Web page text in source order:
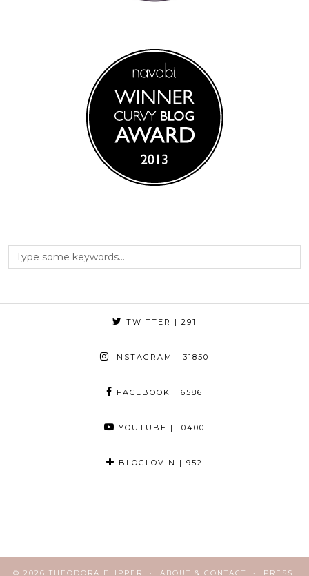
TWITTER | 291
INSTAGRAM | 31850
FACEBOOK | 6586
YOUTUBE | 10400
BLOGLOVIN | 952
© 2026 THEODORA FLIPPER ABOUT & CONTACT PRESS